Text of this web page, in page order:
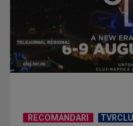
RECOMANDARI